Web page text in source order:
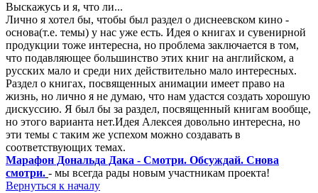
Выскажусь и я, что ли...
Лично я хотел бы, чтобы был раздел о диснеевском кино -
основа(т.е. темы) у нас уже есть. Идея о книгах и сувенирной
продукции тоже интересна, но проблема заключается в том,
что подавляющее большинство этих книг на английском, а
русских мало и среди них действительно мало интересных.
Раздел о книгах, посвященных анимации имеет право на
жизнь, но лично я не думаю, что нам удастся создать хорошую
дискуссию. Я был бы за раздел, посвященный книгам вообще,
но этого варианта нет.Идея Алексея довольно интересна, но
эти темы с таким же успехом можно создавать в
соответствующих темах.
Марафон Дональда Дака - Смотри. Обсуждай. Снова
смотри. - мы всегда рады новым участникам проекта!
Вернуться к началу